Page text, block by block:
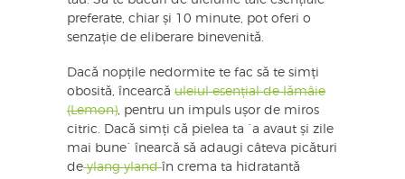
preferate, chiar și 10 minute, pot oferi o
senzație de eliberare binevenită.
Dacă nopțile nedormite te fac să te simți
obosită, încearcă uleiul esențial de lămâie
(Lemon), pentru un impuls ușor de miros
citric. Dacă simți că pielea ta `a avaut și zile
mai bune` înearcă să adaugi câteva picături
deylang ylandîn crema ta hidratantă